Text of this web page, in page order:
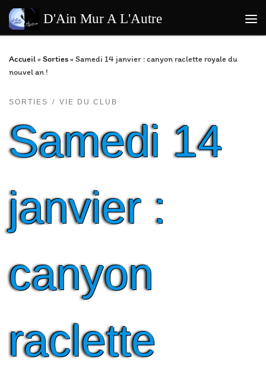
Passer au contenu
D'Ain Mur A L'Autre
Accueil»Sorties»Samedi 14 janvier : canyon raclette royale du
nouvel an !
SORTIES VIE DU CLUB
Samedi 14
janvier :
canyon
raclette